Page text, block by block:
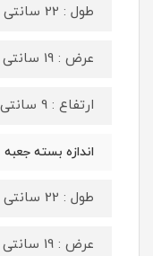
طول : 22 سانتی متر
عرض : 19 سانتی متر
ارتفاع : 9 سانتی متر
اندازه بسته جعبه
طول : 22 سانتی متر
عرض : 19 سانتی متر